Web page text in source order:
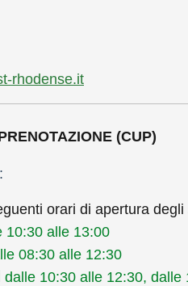
rhodense.it
(CUP)
orari di apertura degli
10:30 alle 13:00
08:30 alle 12:30
dalle 10:30 alle 12:30,